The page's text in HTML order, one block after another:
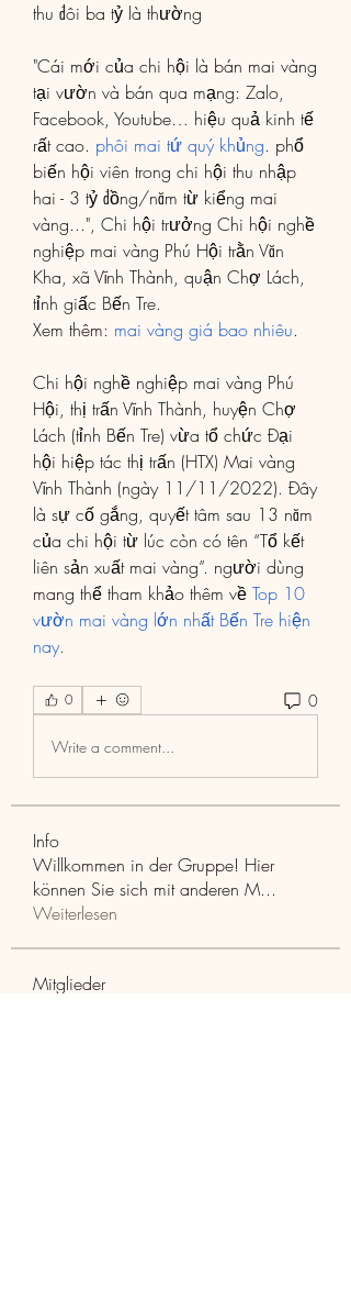
thu đôi ba tỷ là thường
"Cái mới của chi hội là bán mai vàng
tại vườn và bán qua mạng: Zalo,
Facebook, Youtube… hiệu quả kinh tế
rất cao. phôi mai tứ quý khủng. phổ
biến hội viên trong chi hội thu nhập
hai - 3 tỷ đồng/năm từ kiểng mai
vàng...", Chi hội trưởng Chi hội nghề
nghiệp mai vàng Phú Hội trằn Văn
Kha, xã Vĩnh Thành, quận Chợ Lách,
tỉnh giấc Bến Tre.
Xem thêm: mai vàng giá bao nhiêu.
Chi hội nghề nghiệp mai vàng Phú
Hội, thị trấn Vĩnh Thành, huyện Chợ
Lách (tỉnh Bến Tre) vừa tổ chức Đại
hội hiệp tác thị trấn (HTX) Mai vàng
Vĩnh Thành (ngày 11/11/2022). Đây
là sự cố gắng, quyết tâm sau 13 năm
của chi hội từ lúc còn có tên “Tổ kết
liên sản xuất mai vàng”. người dùng
mang thể tham khảo thêm về Top 10
vườn mai vàng lớn nhất Bến Tre hiện
nay.
0 0
Write a comment...
Info
Willkommen in der Gruppe! Hier
können Sie sich mit anderen M...
Weiterlesen
Mitglieder